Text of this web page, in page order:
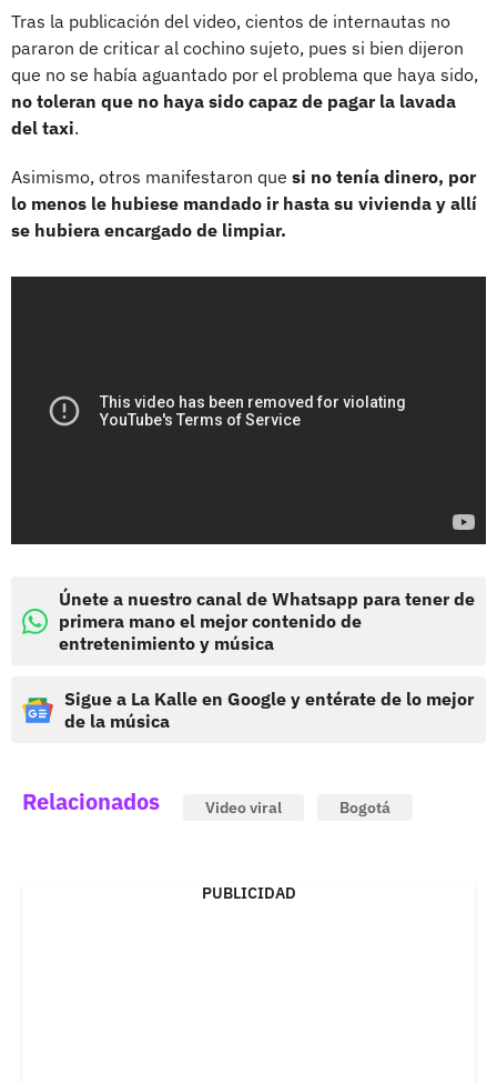
Tras la publicación del video, cientos de internautas no
pararon de criticar al cochino sujeto, pues si bien dijeron
que no se había aguantado por el problema que haya sido,
no toleran que no haya sido capaz de pagar la lavada
del taxi.
Asimismo, otros manifestaron que si no tenía dinero, por
lo menos le hubiese mandado ir hasta su vivienda y allí
se hubiera encargado de limpiar.
Únete a nuestro canal de Whatsapp para tener de
primera mano el mejor contenido de
entretenimiento y música
Sigue a La Kalle en Google y entérate de lo mejor
de la música
Relacionados Video viral Bogotá
PUBLICIDAD